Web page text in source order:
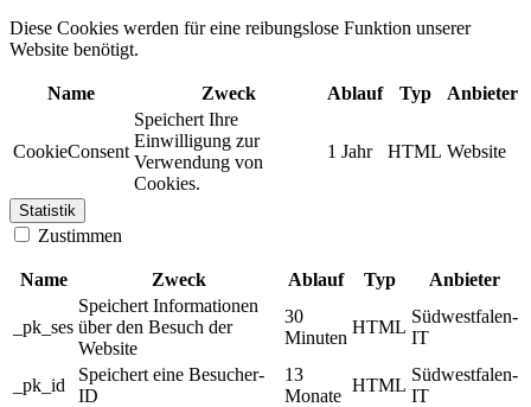
Diese Cookies werden für eine reibungslose Funktion unserer
Website benötigt.
Name Zweck Ablauf Typ Anbieter
CookieConsent
Speichert Ihre
Einwilligung zur
Verwendung von
Cookies.
1 Jahr HTML Website
Statistik
Zustimmen
Name Zweck Ablauf Typ Anbieter
_pk_ses
Speichert Informationen
über den Besuch der
Website
30
Minuten
HTML
Südwestfalen-
IT
_pk_id
Speichert eine Besucher-
ID
13
Monate
HTML
Südwestfalen-
IT